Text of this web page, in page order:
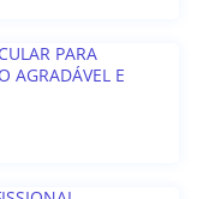
PARA
AGRADÁVEL E